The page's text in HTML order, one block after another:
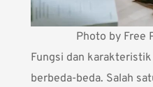
Photo by Free
Fungsi dan
berbeda-beda. Salah